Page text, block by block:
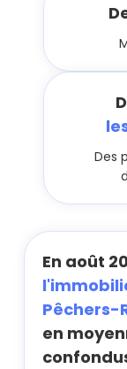
Des
En août
Pêchers-
en